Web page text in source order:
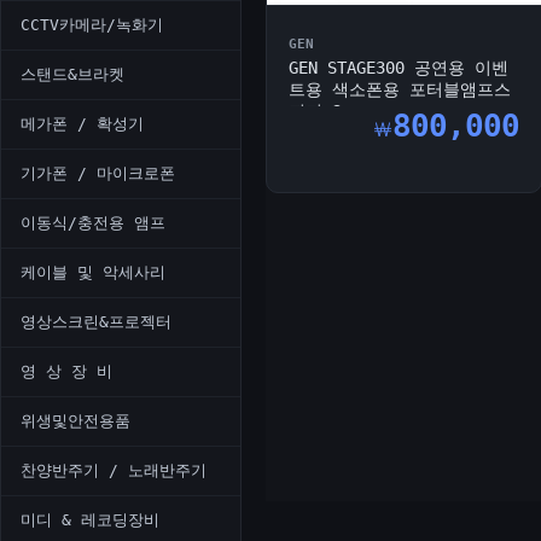
CCTV카메라/녹화기
스탠드&브라켓
메가폰 / 확성기
기가폰 / 마이크로폰
이동식/충전용 앰프
케이블 및 악세사리
영상스크린&프로젝터
영 상 장 비
위생및안전용품
찬양반주기 / 노래반주기
미디 & 레코딩장비
GEN
GEN STAGE300 공연용 이벤
트용 색소폰용 포터블앰프스
피커 3...
￦800,000